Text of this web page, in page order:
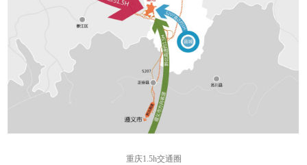
重庆1.5h交通圈